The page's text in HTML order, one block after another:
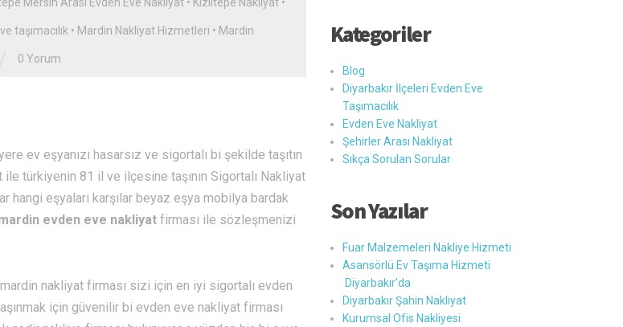
taşımacılık • Mardin Nakliyat Hizmetleri • Mardin
0 Yorum
ev eşyanızı hasarsız ve sigortalı bi şekilde taşıtın
türkiyenin 81 il ve ilçesine taşının Sigortalı Nakliyat
hangi eşyaları karşılar beyaz eşya mobilya bardak
evden eve nakliyat firması ile sözleşmenizi
nakliyat firması sizi için en iyi sigortalı evden
için güvenilir bi evden eve nakliyat firması
Kategoriler
Blog
Diyarbakır İlçeleri Evden Eve
Taşımacılık
Evden Eve Nakliyat
Şehirler Arası Nakliyat
Sıkça Sorulan Sorular
Son Yazılar
Fuar Malzemeleri Nakliye Hizmeti
Asansörlü Ev Taşıma Hizmeti
Diyarbakır’da
Diyarbakır Şahin Nakliyat
Kurumsal Ofis Nakliyesi